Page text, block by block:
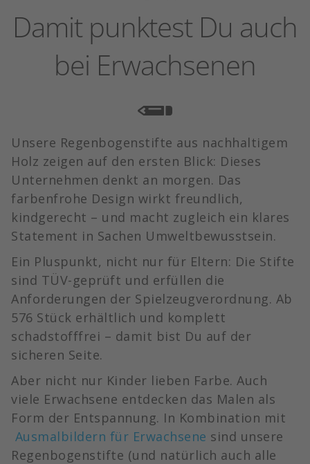
Damit punktest Du auch
bei Erwachsenen
Unsere Regenbogenstifte aus nachhaltigem
Holz zeigen auf den ersten Blick: Dieses
Unternehmen denkt an morgen. Das
farbenfrohe Design wirkt freundlich,
kindgerecht – und macht zugleich ein klares
Statement in Sachen Umweltbewusstsein.
Ein Pluspunkt, nicht nur für Eltern: Die Stifte
sind TÜV-geprüft und erfüllen die
Anforderungen der Spielzeugverordnung. Ab
576 Stück erhältlich und komplett
schadstofffrei – damit bist Du auf der
sicheren Seite.
Aber nicht nur Kinder lieben Farbe. Auch
viele Erwachsene entdecken das Malen als
Form der Entspannung. In Kombination mit
Ausmalbildern für Erwachsene sind unsere
Regenbogenstifte (und natürlich auch alle